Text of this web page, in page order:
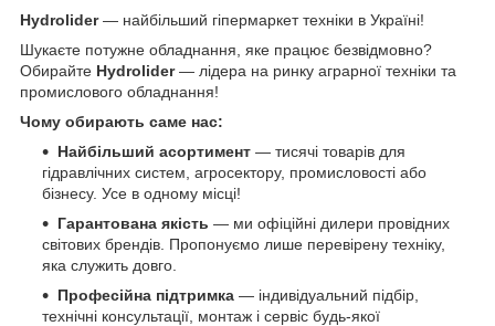
Hydrolider— найбільший гіпермаркет техніки в Україні!
Шукаєте потужне обладнання, яке працює безвідмовно?
Обирайте Hydrolider— лідера на ринку аграрної техніки та
промислового обладнання!
Чому обирають саме нас:
Найбільший асортимент — тисячі товарів для
гідравлічних систем, агросектору, промисловості або
бізнесу. Усе в одному місці!
Гарантована якість — ми офіційні дилери провідних
світових брендів. Пропонуємо лише перевірену техніку,
яка служить довго.
Професійна підтримка — індивідуальний підбір,
технічні консультації, монтаж і сервіс будь-якої